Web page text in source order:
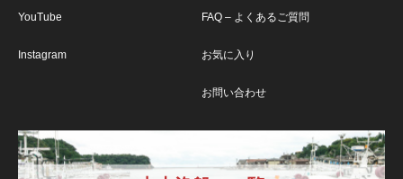
YouTube
Instagram
FAQ – よくあるご質問
お気に入り
お問い合わせ